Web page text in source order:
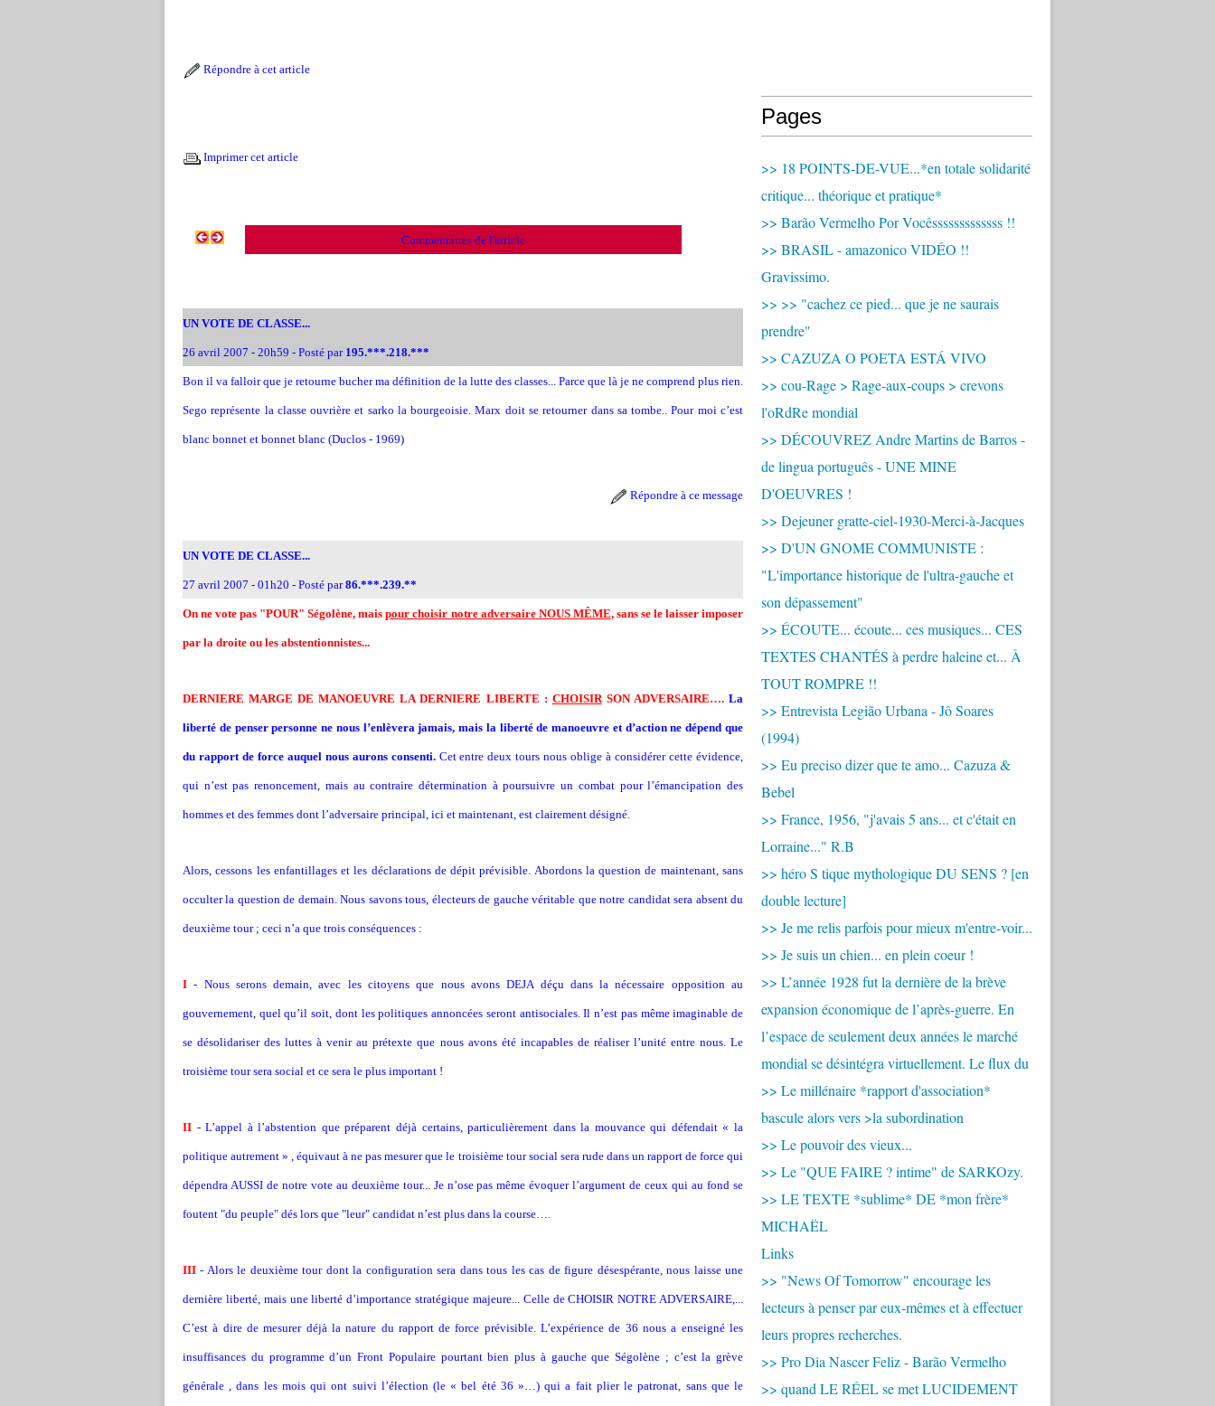
Répondre à cet article
Imprimer cet article
Commentaires de l'article
UN VOTE DE CLASSE...
26 avril 2007 - 20h59 - Posté par 195.***.218.***
Bon il va falloir que je retourne bucher ma définition de la lutte des classes... Parce que là je ne comprend plus rien.
Sego représente la classe ouvrière et sarko la bourgeoisie. Marx doit se retourner dans sa tombe.. Pour moi c’est
blanc bonnet et bonnet blanc (Duclos - 1969)
Répondre à ce message
UN VOTE DE CLASSE...
27 avril 2007 - 01h20 - Posté par86.***.239.**
On ne vote pas "POUR" Ségolène, maispour choisir notre adversaire NOUS MÊME, sans se le laisser imposer
par la droite ou les abstentionnistes...
DERNIERE MARGE DE MANOEUVRE LA DERNIERE LIBERTE : CHOISIRSON ADVERSAIRE…. La
liberté de penser personne ne nous l’enlèvera jamais, mais la liberté de manoeuvre et d’action ne dépend que
du rapport de force auquel nous aurons consenti.Cet entre deux tours nous oblige à considérer cette évidence,
qui n’est pas renoncement, mais au contraire détermination à poursuivre un combat pour l’émancipation des
hommes et des femmes dont l’adversaire principal, ici et maintenant, est clairement désigné.
Alors, cessons les enfantillages et les déclarations de dépit prévisible. Abordons la question de maintenant, sans
occulter la question de demain. Nous savons tous, électeurs de gauche véritable que notre candidat sera absent du
deuxième tour ; ceci n’a que trois conséquences :
I - Nous serons demain, avec les citoyens que nous avons DEJA déçu dans la nécessaire opposition au
gouvernement, quel qu’il soit, dont les politiques annoncées seront antisociales. Il n’est pas même imaginable de
se désolidariser des luttes à venir au prétexte que nous avons été incapables de réaliser l’unité entre nous. Le
troisième tour sera social et ce sera le plus important !
II - L’appel à l’abstention que préparent déjà certains, particulièrement dans la mouvance qui défendait « la
politique autrement » , équivaut à ne pas mesurer que le troisième tour social sera rude dans un rapport de force qui
dépendra AUSSI de notre vote au deuxième tour... Je n’ose pas même évoquer l’argument de ceux qui au fond se
foutent "du peuple" dés lors que "leur" candidat n’est plus dans la course….
III- Alors le deuxième tour dont la configuration sera dans tous les cas de figure désespérante, nous laisse une
dernière liberté, mais une liberté d’importance stratégique majeure... Celle de CHOISIR NOTRE ADVERSAIRE,...
C’est à dire de mesurer déjà la nature du rapport de force prévisible. L’expérience de 36 nous a enseigné les
insuffisances du programme d’un Front Populaire pourtant bien plus à gauche que Ségolène ; c’est la grève
générale , dans les mois qui ont suivi l’élection (le « bel été 36 »…) qui a fait plier le patronat, sans que le
Pages
>> 18 POINTS-DE-VUE...*en totale solidarité
critique... théorique et pratique*
>> Barão Vermelho Por Vocêsssssssssssss !!
>> BRASIL - amazonico VIDÉO !!
Gravissimo.
>> >> "cachez ce pied... que je ne saurais
prendre"
>> CAZUZA O POETA ESTÁ VIVO
>> cou-Rage > Rage-aux-coups > crevons
l'oRdRe mondial
>> DÉCOUVREZ Andre Martins de Barros -
de lingua português - UNE MINE
D'OEUVRES !
>> Dejeuner gratte-ciel-1930-Merci-à-Jacques
>> D'UN GNOME COMMUNISTE :
"L'importance historique de l'ultra-gauche et
son dépassement"
>> ÉCOUTE... écoute... ces musiques... CES
TEXTES CHANTÉS à perdre haleine et... À
TOUT ROMPRE !!
>> Entrevista Legião Urbana - Jô Soares
(1994)
>> Eu preciso dizer que te amo... Cazuza &
Bebel
>> France, 1956, "j'avais 5 ans... et c'était en
Lorraine..." R.B
>> héro S tique mythologique DU SENS ? [en
double lecture]
>> Je me relis parfois pour mieux m'entre-voir...
>> Je suis un chien... en plein coeur !
>> L’année 1928 fut la dernière de la brève
expansion économique de l’après-guerre. En
l’espace de seulement deux années le marché
mondial se désintégra virtuellement. Le flux du
>> Le millénaire *rapport d'association*
bascule alors vers >la subordination
>> Le pouvoir des vieux...
>> Le "QUE FAIRE ? intime" de SARKOzy.
>> LE TEXTE *sublime* DE *mon frère*
MICHAËL
Links
>> "News Of Tomorrow" encourage les
lecteurs à penser par eux-mêmes et à effectuer
leurs propres recherches.
>> Pro Dia Nascer Feliz - Barão Vermelho
>> quand LE RÉEL se met LUCIDEMENT